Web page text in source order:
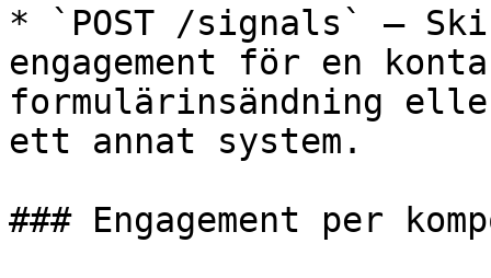
* `POST /signals` —
engagement för en
formulärinsändning
ett annat system.
### Engagement per